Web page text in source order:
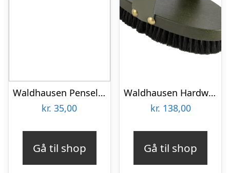
Waldhausen Pensel med bøtte – Tyrkis
kr. 35,00
Gå til shop
Waldhausen Hardwood blød strigle – Kalamata
kr. 138,00
Gå til shop